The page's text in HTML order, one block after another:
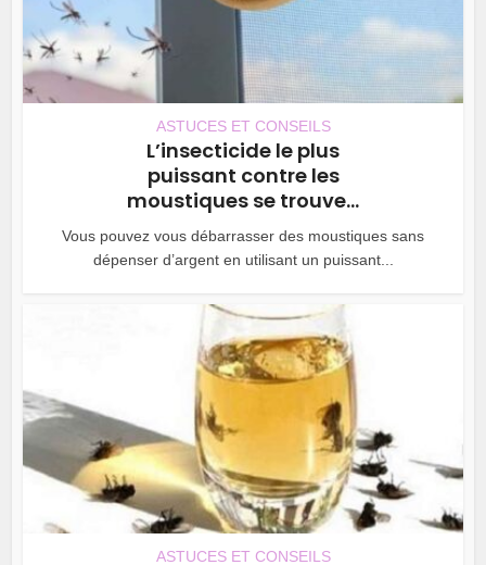
ASTUCES ET CONSEILS
L’insecticide le plus
puissant contre les
moustiques se trouve...
Vous pouvez vous débarrasser des moustiques sans
dépenser d’argent en utilisant un puissant...
ASTUCES ET CONSEILS